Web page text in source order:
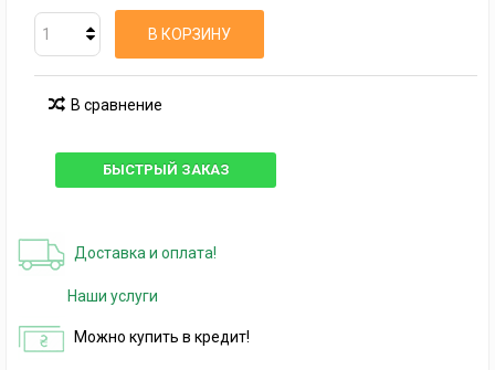
В КОРЗИНУ
В сравнение
БЫСТРЫЙ ЗАКАЗ
Доставка и оплата!
Наши услуги
Можно купить в кредит!